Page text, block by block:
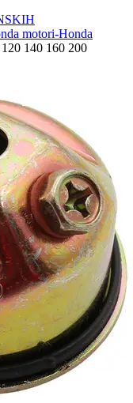
motori-Honda
140 160 200